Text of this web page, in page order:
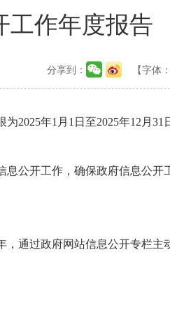
工作年度报告
【字体：
分享到：
2025年1月1日至2025年12月31
公开工作，确保政府信息公开
通过政府网站信息公开专栏主